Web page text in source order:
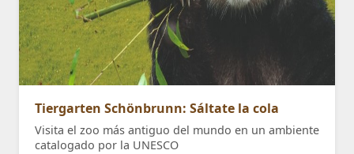
Tiergarten Schönbrunn: Sáltate la cola
Visita el zoo más antiguo del mundo en un ambiente
catalogado por la UNESCO